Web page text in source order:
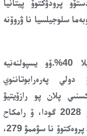
پرودۋكتوۆ پيتانيا
سلوجيلسيا نا ۋروۆنە
ۆو يسپولنەنيە
پەرەرابوتاننوي
كومپلەكسنىي پلان پو رازۆيتيۋ
پەرەرابوتكي سەلسكوحوزيايستۆەننوي پرودۋكسيي دو 2028 گودا، ۆ رامكاح
ۆۆەدەنو ۆ ەكسپلۋاتاسيۋ 286 پروەكتوۆ نا سۋممۋ 279،